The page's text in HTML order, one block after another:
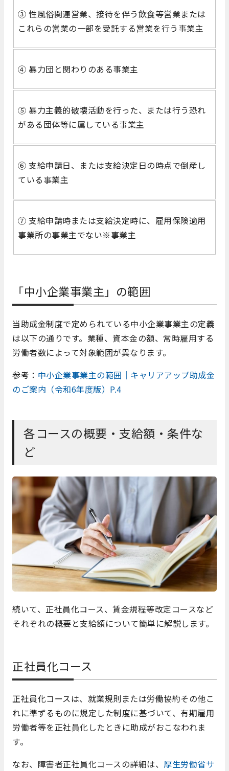
③ 性風俗関連営業、接待を伴う飲食等営業または
これらの営業の一部を受託する営業を行う事業主
④ 暴力団と関わりのある事業主
⑤ 暴力主義的破壊活動を行った、または行う恐れ
がある団体等に属している事業主
⑥ 支給申請日、または支給決定日の時点で倒産し
ている事業主
⑦ 支給申請時または支給決定時に、雇用保険適用
事業所の事業主でない※事業主
「中小企業事業主」の範囲
当助成金制度で定められている中小企業事業主の定義
は以下の通りです。業種、資本金の額、常時雇用する
労働者数によって対象範囲が異なります。
参考： 中小企業事業主の範囲｜キャリアアップ助成金
のご案内（令和6年度版）P.4
各コースの概要・支給額・条件な
ど
続いて、正社員化コース、賃金規程等改定コースなど
それぞれの概要と支給額について簡単に解説します。
正社員化コース
正社員化コースは、就業規則または労働協約その他こ
れに準ずるものに規定した制度に基づいて、有期雇用
労働者等を正社員化したときに助成がおこなわれま
す。
なお、障害者正社員化コースの詳細は、 厚生労働省サ